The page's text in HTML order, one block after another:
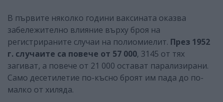
В първите няколко години ваксината оказва
забележително влияние върху броя на
регистрираните случаи на полиомиелит. През 1952
г. случаите са повече от 57 000, 3145 от тях
загиват, а повече от 21 000 остават парализирани.
Само десетилетие по-късно броят им пада до по-
малко от хиляда.